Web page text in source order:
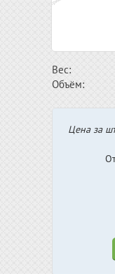
Вес:
Объём:
Цена за